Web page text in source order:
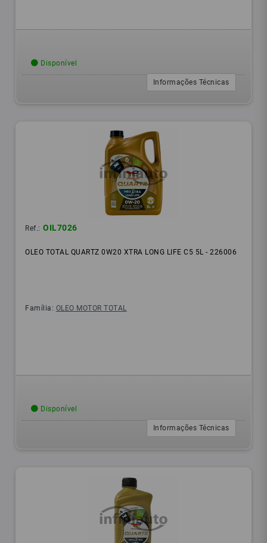
Disponível
Informações Técnicas
Ref.: OIL7026
OLEO TOTAL QUARTZ 0W20 XTRA LONG LIFE C5 5L - 226006
Família: OLEO MOTOR TOTAL
Disponível
Informações Técnicas